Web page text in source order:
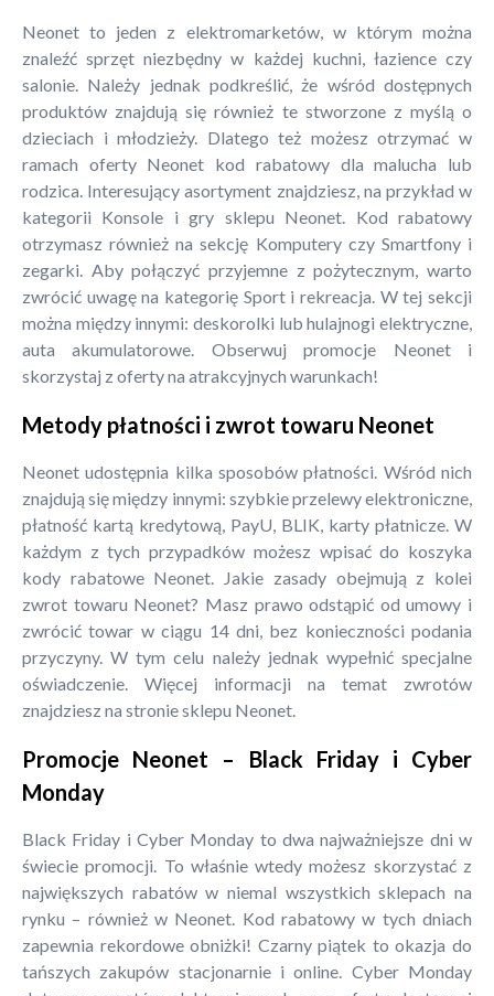
Neonet to jeden z elektromarketów, w którym można
znaleźć sprzęt niezbędny w każdej kuchni, łazience czy
salonie. Należy jednak podkreślić, że wśród dostępnych
produktów znajdują się również te stworzone z myślą o
dzieciach i młodzieży. Dlatego też możesz otrzymać w
ramach oferty Neonet kod rabatowy dla malucha lub
rodzica. Interesujący asortyment znajdziesz, na przykład w
kategorii Konsole i gry sklepu Neonet. Kod rabatowy
otrzymasz również na sekcję Komputery czy Smartfony i
zegarki. Aby połączyć przyjemne z pożytecznym, warto
zwrócić uwagę na kategorię Sport i rekreacja. W tej sekcji
można między innymi: deskorolki lub hulajnogi elektryczne,
auta akumulatorowe. Obserwuj promocje Neonet i
skorzystaj z oferty na atrakcyjnych warunkach!
Metody płatności i zwrot towaru Neonet
Neonet udostępnia kilka sposobów płatności. Wśród nich
znajdują się między innymi: szybkie przelewy elektroniczne,
płatność kartą kredytową, PayU, BLIK, karty płatnicze. W
każdym z tych przypadków możesz wpisać do koszyka
kody rabatowe Neonet. Jakie zasady obejmują z kolei
zwrot towaru Neonet? Masz prawo odstąpić od umowy i
zwrócić towar w ciągu 14 dni, bez konieczności podania
przyczyny. W tym celu należy jednak wypełnić specjalne
oświadczenie. Więcej informacji na temat zwrotów
znajdziesz na stronie sklepu Neonet.
Promocje Neonet – Black Friday i Cyber
Monday
Black Friday i Cyber Monday to dwa najważniejsze dni w
świecie promocji. To właśnie wtedy możesz skorzystać z
największych rabatów w niemal wszystkich sklepach na
rynku – również w Neonet. Kod rabatowy w tych dniach
zapewnia rekordowe obniżki! Czarny piątek to okazja do
tańszych zakupów stacjonarnie i online. Cyber Monday